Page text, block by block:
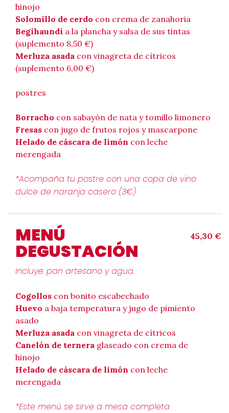
hinojo
Solomillo de cerdo con crema de zanahoria
Begihaundi a la plancha y salsa de sus tintas
(suplemento 8,50 €)
Merluza asada con vinagreta de cítricos
(suplemento 6,00 €)
postres
Borracho con sabayón de nata y tomillo limonero
Fresas con jugo de frutos rojos y mascarpone
Helado de cáscara de limón con leche
merengada
*Acompaña tu postre con una copa de vino
dulce de naranja casero (3€)
MENÚ
DEGUSTACIÓN
Incluye: pan artesano y agua.
Cogollos con bonito escabechado
Huevo a baja temperatura y jugo de pimiento
asado
Merluza asada con vinagreta de cítricos
Canelón de ternera glaseado con crema de
hinojo
Helado de cáscara de limón con leche
merengada
*Este menú se sirve a mesa completa
45,30 €